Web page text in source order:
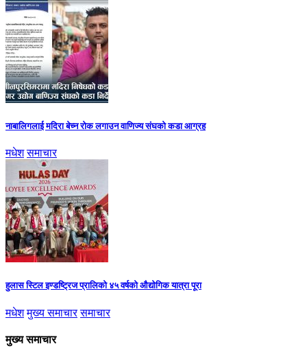
नाबालिगलाई मदिरा बेच्न रोक लगाउन वाणिज्य संघको कडा आग्रह
मधेश समाचार
हुलास स्टिल इण्डष्ट्रिज प्रालिको ४५ वर्षको औद्योगिक यात्रा पूरा
मधेश मुख्य समाचार समाचार
मुख्य समाचार